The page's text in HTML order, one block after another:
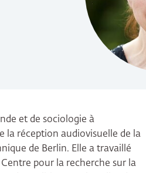
et de sociologie à
la réception audiovisuelle de la
de Berlin. Elle a travaillé
pour la recherche sur la